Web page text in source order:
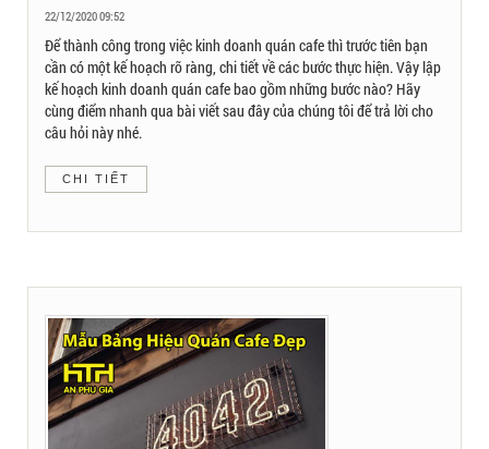
22/12/2020 09:52
Để thành công trong việc kinh doanh quán cafe thì trước tiên bạn
cần có một kế hoạch rõ ràng, chi tiết về các bước thực hiện. Vậy lập
kế hoạch kinh doanh quán cafe bao gồm những bước nào? Hãy
cùng điểm nhanh qua bài viết sau đây của chúng tôi để trả lời cho
câu hỏi này nhé.
CHI TIẾT